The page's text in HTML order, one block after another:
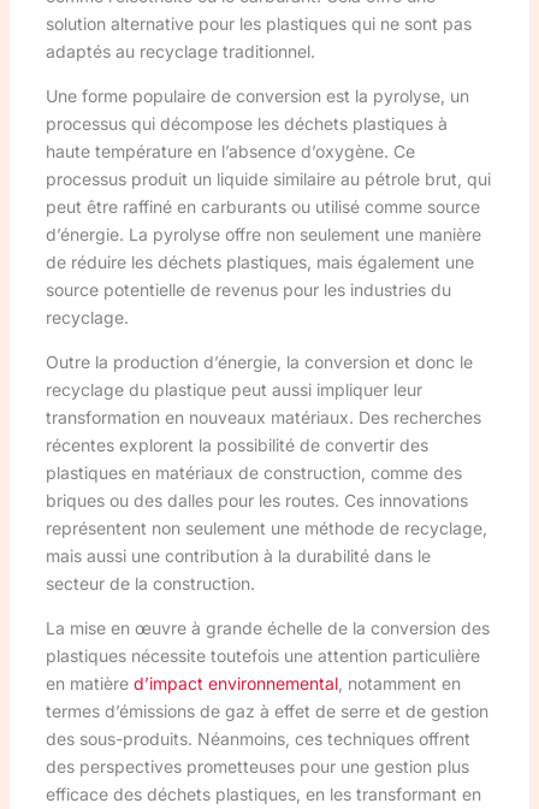
solution alternative pour les plastiques qui ne sont pas
adaptés au recyclage traditionnel.
Une forme populaire de conversion est la pyrolyse, un
processus qui décompose les déchets plastiques à
haute température en l’absence d’oxygène. Ce
processus produit un liquide similaire au pétrole brut, qui
peut être raffiné en carburants ou utilisé comme source
d’énergie. La pyrolyse offre non seulement une manière
de réduire les déchets plastiques, mais également une
source potentielle de revenus pour les industries du
recyclage.
Outre la production d’énergie, la conversion et donc le
recyclage du plastique peut aussi impliquer leur
transformation en nouveaux matériaux. Des recherches
récentes explorent la possibilité de convertir des
plastiques en matériaux de construction, comme des
briques ou des dalles pour les routes. Ces innovations
représentent non seulement une méthode de recyclage,
mais aussi une contribution à la durabilité dans le
secteur de la construction.
La mise en œuvre à grande échelle de la conversion des
plastiques nécessite toutefois une attention particulière
en matière d’impact environnemental, notamment en
termes d’émissions de gaz à effet de serre et de gestion
des sous-produits. Néanmoins, ces techniques offrent
des perspectives prometteuses pour une gestion plus
efficace des déchets plastiques, en les transformant en